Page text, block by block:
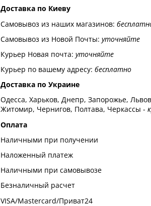
Доставка по Киеву
Самовывоз из наших магазинов:
Самовывоз из Новой Почты: уточняйте
Курьер Новая почта: уточняйте
Курьер по вашему адресу: бесплатно
Доставка по Украине
Одесса, Харьков, Днепр, Запорожье,
Житомир, Чернигов, Полтава, Черкассы -
Оплата
Наличными при получении
Наложенный платеж
Наличными при самовывозе
Безналичный расчет
VISA/Mastercard/Приват24